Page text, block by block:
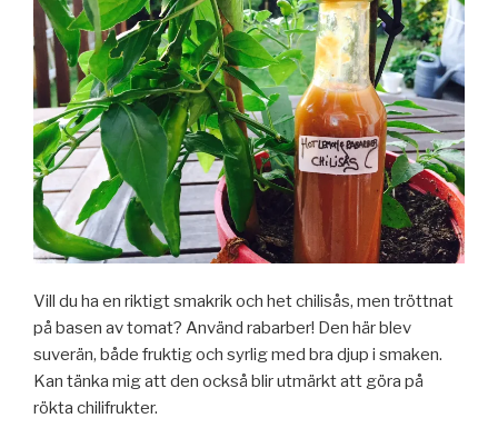
Vill du ha en riktigt smakrik och het chilisås, men tröttnat
på basen av tomat? Använd rabarber! Den här blev
suverän, både fruktig och syrlig med bra djup i smaken.
Kan tänka mig att den också blir utmärkt att göra på
rökta chilifrukter.